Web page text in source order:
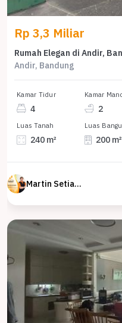
Rp 3,3 Miliar
Rumah Elegan di Andir,
Andir, Bandung
Kamar Tidur
4
Kamar
2
Luas Tanah
240 m²
Luas
200 m²
Martin Setiawan Tjandra